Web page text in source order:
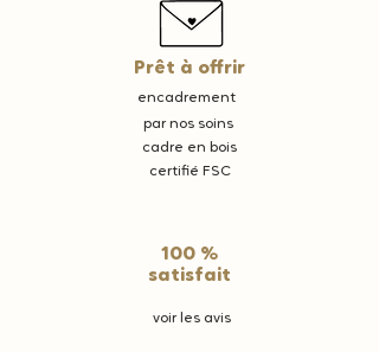
Prêt à offrir
encadrement
par nos soins
cadre en bois
certifié FSC
100 %
satisfait
voir les avis